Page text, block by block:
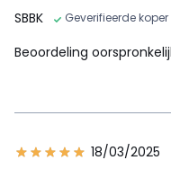
SBBK
Geverifieerde koper
Beoordeling
18/03/2025